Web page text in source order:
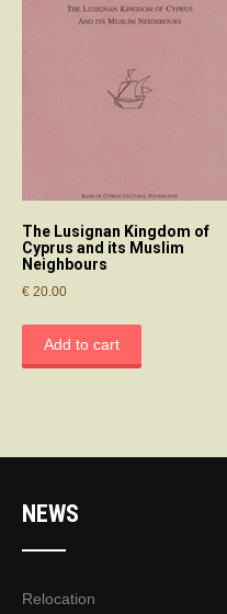
The Lusignan Kingdom of
Cyprus and its Muslim
Neighbours
€ 20.00
Add to cart
NEWS
Relocation